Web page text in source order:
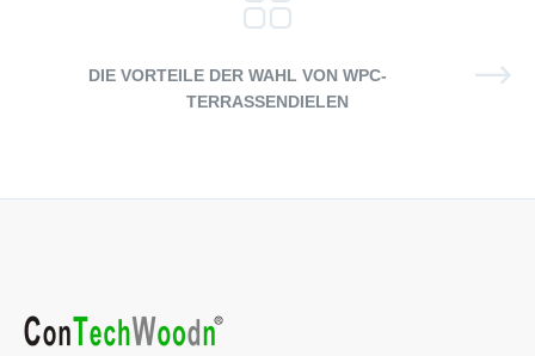
DIE VORTEILE DER WAHL VON WPC-
TERRASSENDIELEN